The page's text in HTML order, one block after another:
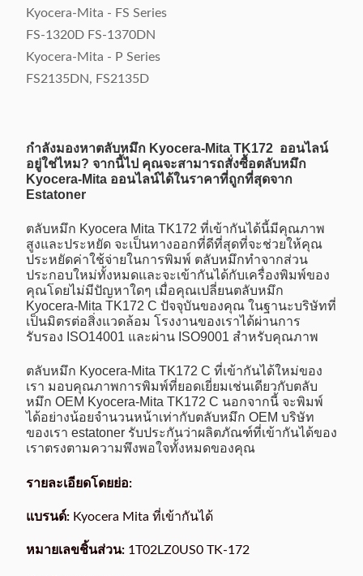
Kyocera-Mita - FS Series
FS-1320D FS-1370DN
Kyocera-Mita - P Series
FS2135DN, FS2135D
กำลังมองหาตลับหมึก Kyocera-Mita TK172 ออนไลน์
อยู่ใช่ไหม? จากนี้ไป คุณจะสามารถสั่งซื้อตลับหมึก
Kyocera-Mita ออนไลน์ได้ในราคาที่ถูกที่สุดจาก
Estatoner
ตลับหมึก Kyocera Mita TK172 ที่เข้ากันได้นี้มีคุณภาพ
สูงและประหยัด จะเป็นทางออกที่ดีที่สุดที่จะช่วยให้คุณ
ประหยัดค่าใช้จ่ายในการพิมพ์ ตลับหมึกทำจากส่วน
ประกอบใหม่ทั้งหมดและจะเข้ากันได้กับเครื่องพิมพ์ของ
คุณโดยไม่มีปัญหาใดๆ เมื่อคุณเปลี่ยนตลับหมึก
Kyocera-Mita TK172 C ปัจจุบันของคุณ ในฐานะบริษัทที่
เป็นมิตรต่อสิ่งแวดล้อม โรงงานของเราได้ผ่านการ
รับรอง ISO14001 และผ่าน ISO9001 สำหรับคุณภาพ
ตลับหมึก Kyocera-Mita TK172 C ที่เข้ากันได้ใหม่ของ
เรา มอบคุณภาพการพิมพ์ที่ยอดเยี่ยมเช่นเดียวกับตลับ
หมึก OEM Kyocera-Mita TK172 C นอกจากนี้ จะพิมพ์
ได้อย่างน้อยจำนวนหน้าเท่ากับตลับหมึก OEM บริษัท
ของเรา estatoner รับประกันว่าผลิตภัณฑ์ที่เข้ากันได้ของ
เราตรงตามความพึงพอใจทั้งหมดของคุณ
รายละเอียดโดยย่อ:
แบรนด์: Kyocera Mita ที่เข้ากันได้
หมายเลขชิ้นส่วน: 1T02LZ0US0 TK-172